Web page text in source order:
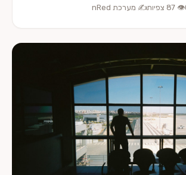
👁️ 87 צפיות ✍️ מערכת nRed